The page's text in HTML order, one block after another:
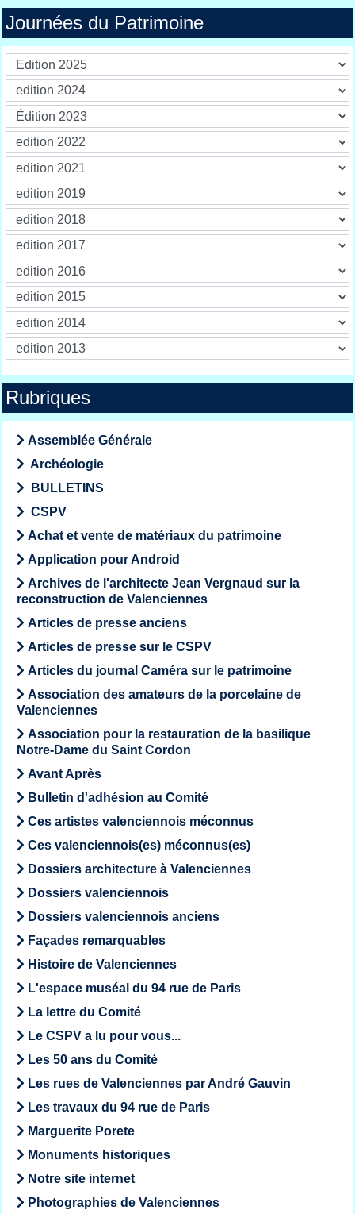
Journées du Patrimoine
Rubriques
Assemblée Générale
Archéologie
BULLETINS
CSPV
Achat et vente de matériaux du patrimoine
Application pour Android
Archives de l'architecte Jean Vergnaud sur la
reconstruction de Valenciennes
Articles de presse anciens
Articles de presse sur le CSPV
Articles du journal Caméra sur le patrimoine
Association des amateurs de la porcelaine de
Valenciennes
Association pour la restauration de la basilique
Notre-Dame du Saint Cordon
Avant Après
Bulletin d'adhésion au Comité
Ces artistes valenciennois méconnus
Ces valenciennois(es) méconnus(es)
Dossiers architecture à Valenciennes
Dossiers valenciennois
Dossiers valenciennois anciens
Façades remarquables
Histoire de Valenciennes
L'espace muséal du 94 rue de Paris
La lettre du Comité
Le CSPV a lu pour vous...
Les 50 ans du Comité
Les rues de Valenciennes par André Gauvin
Les travaux du 94 rue de Paris
Marguerite Porete
Monuments historiques
Notre site internet
Photographies de Valenciennes